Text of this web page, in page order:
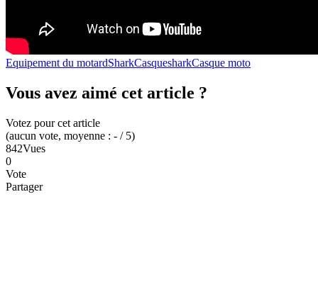
Equipement du motardSharkCasquesharkCasque moto
Vous avez aimé cet article ?
Votez pour cet article
(aucun vote, moyenne : - / 5)
842Vues
0
Vote
Partager